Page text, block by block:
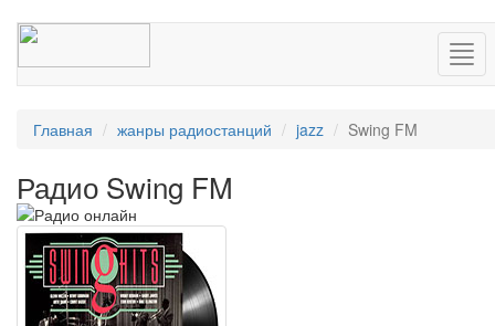
Главная жанры радиостанций jazz Swing FM
Радио Swing FM